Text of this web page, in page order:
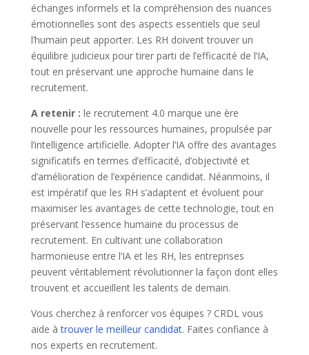
échanges informels et la compréhension des nuances
émotionnelles sont des aspects essentiels que seul
l’humain peut apporter. Les RH doivent trouver un
équilibre judicieux pour tirer parti de l’efficacité de l’IA,
tout en préservant une approche humaine dans le
recrutement.
A retenir : le recrutement 4.0 marque une ère
nouvelle pour les ressources humaines, propulsée par
l’intelligence artificielle. Adopter l’IA offre des avantages
significatifs en termes d’efficacité, d’objectivité et
d’amélioration de l’expérience candidat. Néanmoins, il
est impératif que les RH s’adaptent et évoluent pour
maximiser les avantages de cette technologie, tout en
préservant l’essence humaine du processus de
recrutement. En cultivant une collaboration
harmonieuse entre l’IA et les RH, les entreprises
peuvent véritablement révolutionner la façon dont elles
trouvent et accueillent les talents de demain.
Vous cherchez à renforcer vos équipes ? CRDL vous
aide àtrouver le meilleur candidat. Faites confiance à
nos experts en recrutement.